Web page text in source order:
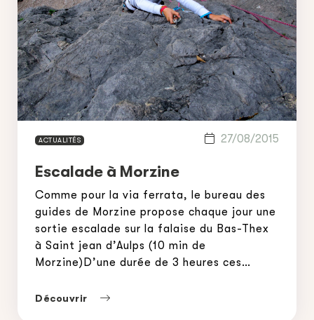
ACTUALITÉS
Escalade à Morzine
Comme pour la via ferrata, le bureau des
guides de Morzine propose chaque jour une
sortie escalade sur la falaise du Bas-Thex
à Saint jean d’Aulps (10 min de
Morzine)D’une durée de 3 heures ces
ans.Encadré par un guide de haute
Découvrir
27/08/2015